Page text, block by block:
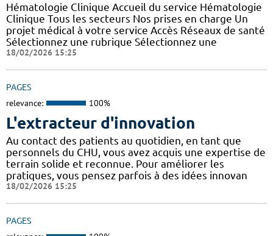
Hématologie Clinique Accueil du service Hématologie
Clinique Tous les secteurs Nos prises en charge Un
projet médical à votre service Accès Réseaux de santé
Sélectionnez une rubrique Sélectionnez une
18/02/2026 15:25
PAGES
relevance: 100%
L'extracteur d'innovation
Au contact des patients au quotidien, en tant que
personnels du CHU, vous avez acquis une expertise de
terrain solide et reconnue. Pour améliorer les
pratiques, vous pensez parfois à des idées innovan
18/02/2026 15:25
PAGES